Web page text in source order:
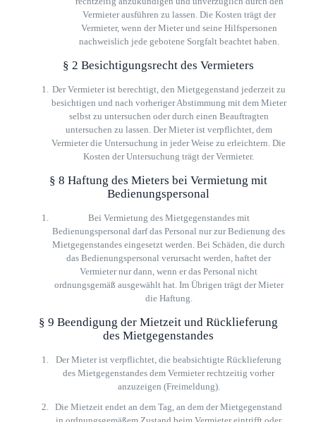
Vermieter ausführen zu lassen. Die Kosten trägt der
Vermieter, wenn der Mieter und seine Hilfspersonen
nachweislich jede gebotene Sorgfalt beachtet haben.
§ 2 Besichtigungsrecht des Vermieters
Der Vermieter ist berechtigt, den Mietgegenstand jederzeit zu
besichtigen und nach vorheriger Abstimmung mit dem Mieter
selbst zu untersuchen oder durch einen Beauftragten
untersuchen zu lassen. Der Mieter ist verpflichtet, dem
Vermieter die Untersuchung in jeder Weise zu erleichtern. Die
Kosten der Untersuchung trägt der Vermieter.
§ 8 Haftung des Mieters bei Vermietung mit
Bedienungspersonal
Bei Vermietung des Mietgegenstandes mit
Bedienungspersonal darf das Personal nur zur Bedienung des
Mietgegenstandes eingesetzt werden. Bei Schäden, die durch
das Bedienungspersonal verursacht werden, haftet der
Vermieter nur dann, wenn er das Personal nicht
ordnungsgemäß ausgewählt hat. Im Übrigen trägt der Mieter
die Haftung.
§ 9 Beendigung der Mietzeit und Rücklieferung
des Mietgegenstandes
Der Mieter ist verpflichtet, die beabsichtigte Rücklieferung
des Mietgegenstandes dem Vermieter rechtzeitig vorher
anzuzeigen (Freimeldung).
Die Mietzeit endet an dem Tag, an dem der Mietgegenstand